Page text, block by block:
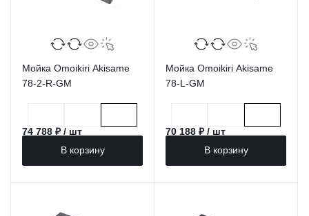
Мойка Omoikiri Akisame
78-2-R-GM
74 788 ₽ / шт
В корзину
Мойка Omoikiri Akisame
78-L-GM
70 188 ₽ / шт
В корзину